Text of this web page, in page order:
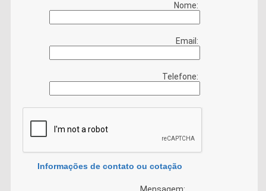
Nome:
Email:
Telefone:
Informações de contato ou cotação